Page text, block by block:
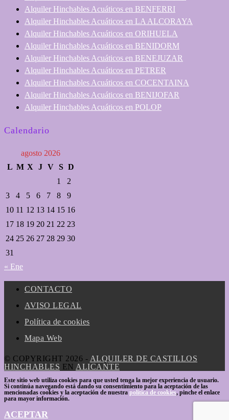
Alquiler Hinchables Acuáticos en BENFERRI
Alquiler Hinchables Acuáticos en LA ALCORAYA
Alquiler Hinchables Acuáticos en ORIHUELA
Alquiler Hinchables Acuáticos en BENIDORM
Alquiler Hinchables Acuáticos en BENEJUZAR
Alquiler Hinchables Acuáticos en PETRER
Alquiler Hinchables Acuáticos en COCENTAINA
Alquiler Hinchables Acuáticos en BENIJOFAR
Alquiler Hinchables Acuáticos en POLOP
Calendario
agosto 2026
L M X J V S D
1
2
3
4 5 6 7 8
9
10 11 12 13 14 15 16
17 18 19 20 21 22 23
24 25 26 27 28 29 30
31
« Ene
CONTACTO
AVISO LEGAL
Política de cookies
Mapa Web
© COPYRIGHT 2026 - ALQUILER DE CASTILLOS
HINCHABLES EN ALICANTE
Este sitio web utiliza cookies para que usted tenga la mejor experiencia de usuario.
Si continúa navegando está dando su consentimiento para la aceptación de las
mencionadas cookies y la aceptación de nuestra política de cookies, pinche el enlace
para mayor información.
ACEPTAR